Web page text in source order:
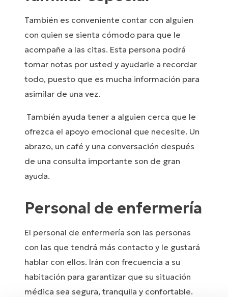
También es conveniente contar con alguien
con quien se sienta cómodo para que le
acompañe a las citas. Esta persona podrá
tomar notas por usted y ayudarle a recordar
todo, puesto que es mucha información para
asimilar de una vez.
También ayuda tener a alguien cerca que le
ofrezca el apoyo emocional que necesite. Un
abrazo, un café y una conversación después
de una consulta importante son de gran
ayuda.
Personal de enfermería
El personal de enfermería son las personas
con las que tendrá más contacto y le gustará
hablar con ellos. Irán con frecuencia a su
habitación para garantizar que su situación
médica sea segura, tranquila y confortable.